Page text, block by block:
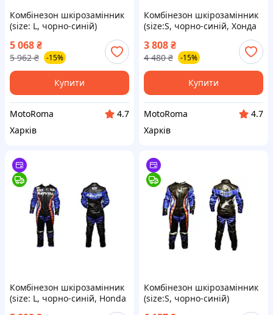
Комбінезон шкірозамінник
(size: L, чорно-синій)
5 068₴
5 962 ₴ -15%
Купити
MotoRoma
4.7
Харків
Комбінезон шкірозамінник
(size:S, чорно-синій, Хонда
3 808₴
4 480 ₴ -15%
Купити
MotoRoma
4.7
Харків
Комбінезон шкірозамінник
(size: L, чорно-синій, Honda
Комбінезон шкірозамінник
(size:S, чорно-синій)